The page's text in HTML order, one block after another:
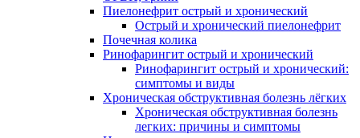
Пиелонефрит острый и хронический
Острый и хронический пиелонефрит
Почечная колика
Ринофарингит острый и хронический
Ринофарингит острый и хронический:
симптомы и виды
Хроническая обструктивная болезнь лёгких
Хроническая обструктивная болезнь
легких: причины и симптомы